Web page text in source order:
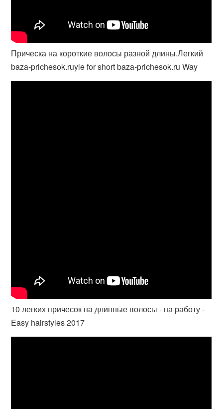
Прическа на короткие волосы разной длины.Легкий
baza-prichesok.ruyle for short baza-prichesok.ru Way
10 легких причесок на длинные волосы - на работу -
Easy hairstyles 2017